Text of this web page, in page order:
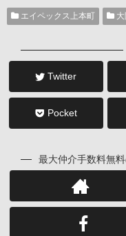
エイペックス上本町
Twitter
Pocket
最大仲介手数料無